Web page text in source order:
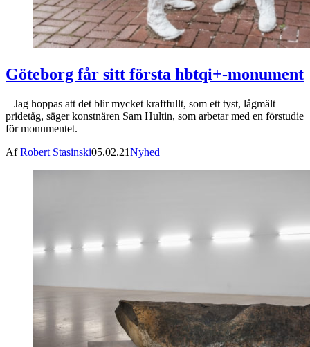
Göteborg får sitt första hbtqi+-monument
– Jag hoppas att det blir mycket kraftfullt, som ett tyst, lågmält
pridetåg, säger konstnären Sam Hultin, som arbetar med en förstudie
för monumentet.
AfRobert Stasinski05.02.21Nyhed